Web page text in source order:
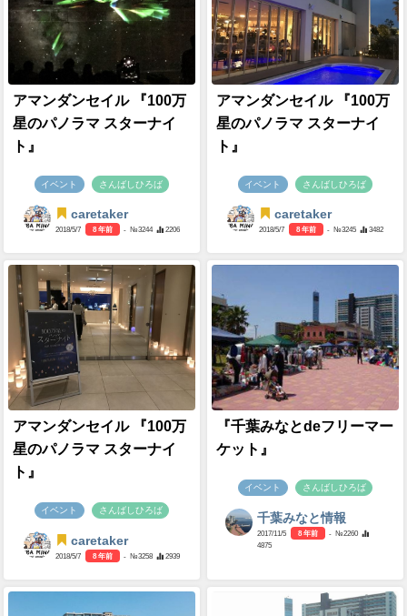
アマンダンセイル 『100万
星のパノラマ スターナイ
ト』
イベント さんばしひろば
caretaker
2018/5/7 8 年前 - №3244 2206
アマンダンセイル 『100万
星のパノラマ スターナイ
ト』
イベント さんばしひろば
caretaker
2018/5/7 8 年前 - №3245 3482
アマンダンセイル 『100万
星のパノラマ スターナイ
ト』
イベント さんばしひろば
caretaker
2018/5/7 8 年前 - №3258 2939
『千葉みなとdeフリーマー
ケット』
イベント さんばしひろば
千葉みなと情報
2017/11/5 8 年前
- №2260
4875